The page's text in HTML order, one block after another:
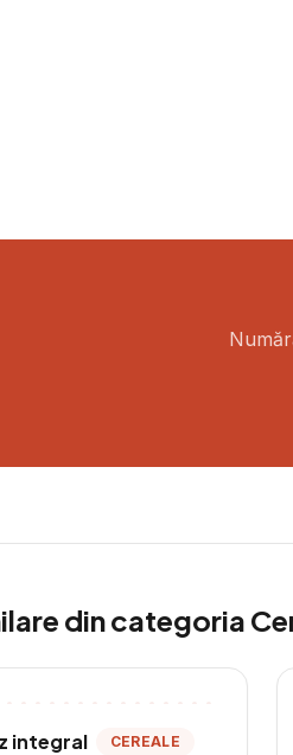
din categoria
integral
CEREALE